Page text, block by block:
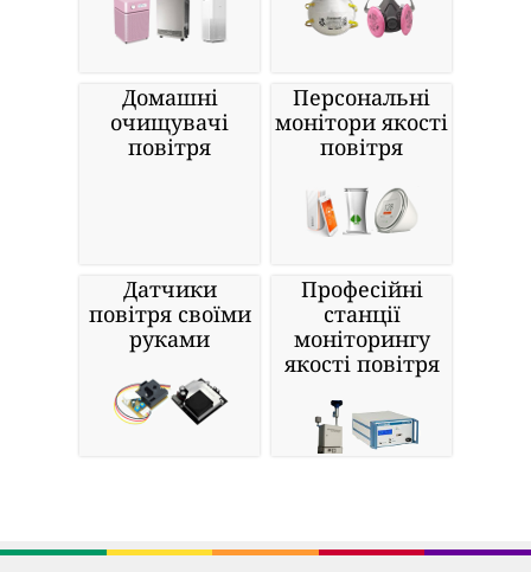
Домашні
очищувачі
повітря
Персональні
монітори якості
повітря
Датчики
повітря своїми
руками
Професійні
станції
моніторингу
якості повітря